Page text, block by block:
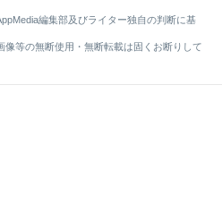
編集部及びライター独自の判断に基
等の無断使用・無断転載は固くお断りして